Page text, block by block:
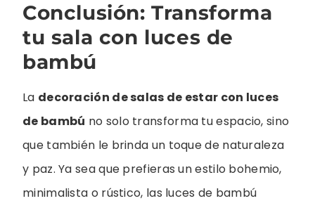
Conclusión: Transforma
tu sala con luces de
bambú
La decoración de salas de estar con luces
de bambú no solo transforma tu espacio, sino
que también le brinda un toque de naturaleza
y paz. Ya sea que prefieras un estilo bohemio,
minimalista o rústico, las luces de bambú